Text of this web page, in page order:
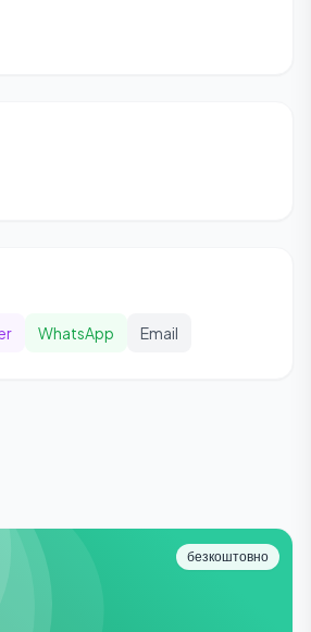
WhatsApp Email
безкоштовно